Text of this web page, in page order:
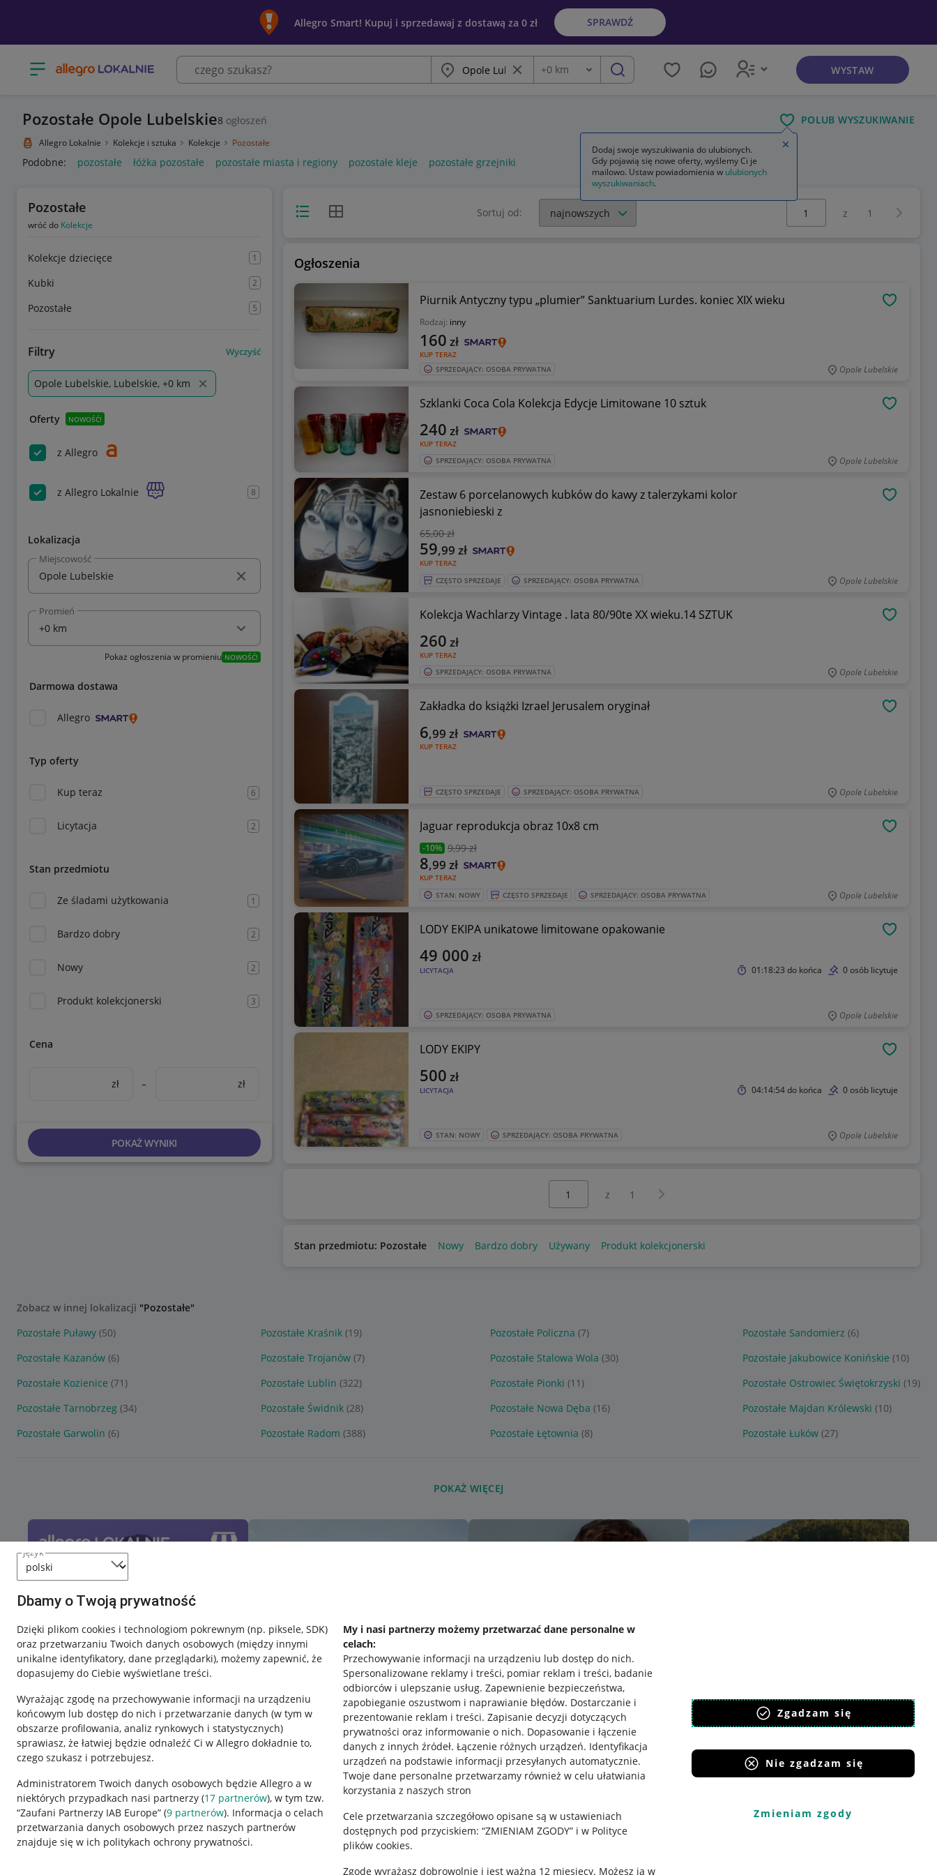
język
Dbamy o Twoją prywatność
Dzięki plikom cookies i technologiom pokrewnym (np. piksele, SDK)
oraz przetwarzaniu Twoich danych osobowych (między innymi
unikalne identyfikatory, dane przeglądarki), możemy zapewnić, że
dopasujemy do Ciebie wyświetlane treści.
Wyrażając zgodę na przechowywanie informacji na urządzeniu
końcowym lub dostęp do nich i przetwarzanie danych (w tym w
obszarze profilowania, analiz rynkowych i statystycznych)
sprawiasz, że łatwiej będzie odnaleźć Ci w Allegro dokładnie to,
czego szukasz i potrzebujesz.
Administratorem Twoich danych osobowych będzie Allegro a w
niektórych przypadkach nasi partnerzy (17 partnerów), w tym tzw.
“Zaufani Partnerzy IAB Europe” (9 partnerów). Informacja o celach
przetwarzania danych osobowych przez naszych partnerów
znajduje się w ich politykach ochrony prywatności.
My i nasi partnerzy możemy przetwarzać dane personalne w
celach:
Przechowywanie informacji na urządzeniu lub dostęp do nich.
Spersonalizowane reklamy i treści, pomiar reklam i treści, badanie
odbiorców i ulepszanie usług. Zapewnienie bezpieczeństwa,
zapobieganie oszustwom i naprawianie błędów. Dostarczanie i
prezentowanie reklam i treści. Zapisanie decyzji dotyczących
prywatności oraz informowanie o nich. Dopasowanie i łączenie
danych z innych źródeł. Łączenie różnych urządzeń. Identyfikacja
urządzeń na podstawie informacji przesyłanych automatycznie.
Twoje dane personalne przetwarzamy również w celu ułatwiania
korzystania z naszych stron
Cele przetwarzania szczegółowo opisane są w ustawieniach
dostępnych pod przyciskiem: “ZMIENIAM ZGODY” i w Polityce
plików cookies.
Zgodę wyrażasz dobrowolnie i jest ważna 12 miesięcy. Możesz ją w
Zgadzam się
Nie zgadzam się
Zmieniam zgody
Allegro Smart! Kupuj i sprzedawaj z dostawą za 0 zł SPRAWDŹ
Otwórz menu z kategoriami Miasto Wyczyść frazę
Odległość
+0 km szukaj WYSTAW
Pozostałe Opole Lubelskie8 ogłoszeń POLUB WYSZUKIWANIE
Allegro Lokalnie Kolekcje i sztuka Kolekcje Pozostałe
Podobne: pozostałe łóżka pozostałe pozostałe miasta i regiony pozostałe kleje pozostałe grzejniki
Pozostałe
wróć do Kolekcje
Kolekcje dziecięce 1
Kubki 2
Pozostałe 5
Filtry Wyczyść
Opole Lubelskie, Lubelskie, +0 km
Oferty NOWOŚĆ!
z Allegro
z Allegro Lokalnie 8
Lokalizacja
Miejscowość
Promień
Pokaż ogłoszenia w promieniu NOWOŚĆ!
Darmowa dostawa
Allegro
Typ oferty
Kup teraz 6
Licytacja 2
Stan przedmiotu
Ze śladami użytkowania 1
Bardzo dobry 2
Nowy 2
Produkt kolekcjonerski 3
Cena
zł – zł
POKAŻ WYNIKI
Widok listyWidok siatki Sortuj od:
Wybierz stronę:
z 1
Ogłoszenia
Piurnik Antyczny typu „plumier” Sanktuarium Lurdes. koniec XIX wieku
Rodzaj: inny
KUP TERAZ
160 zł
SPRZEDAJĄCY: OSOBA PRYWATNA Opole Lubelskie
Szklanki Coca Cola Kolekcja Edycje Limitowane 10 sztuk
KUP TERAZ
240 zł
SPRZEDAJĄCY: OSOBA PRYWATNA Opole Lubelskie
Zestaw 6 porcelanowych kubków do kawy z talerzykami kolor
jasnoniebieski z
65,00 zł
KUP TERAZ
59,99 zł
CZĘSTO SPRZEDAJE SPRZEDAJĄCY: OSOBA PRYWATNA Opole Lubelskie
Kolekcja Wachlarzy Vintage . lata 80/90te XX wieku.14 SZTUK
KUP TERAZ
260 zł
SPRZEDAJĄCY: OSOBA PRYWATNA Opole Lubelskie
Zakładka do książki Izrael Jerusalem oryginał
KUP TERAZ
6,99 zł
CZĘSTO SPRZEDAJE SPRZEDAJĄCY: OSOBA PRYWATNA Opole Lubelskie
Jaguar reprodukcja obraz 10x8 cm
-10% 9,99 zł
KUP TERAZ
8,99 zł
STAN: NOWY CZĘSTO SPRZEDAJE SPRZEDAJĄCY: OSOBA PRYWATNA Opole Lubelskie
LODY EKIPA unikatowe limitowane opakowanie
LICYTACJA
49 000 zł
01:18:23 do końca 0 osób licytuje
SPRZEDAJĄCY: OSOBA PRYWATNA Opole Lubelskie
LODY EKIPY
LICYTACJA
500 zł
04:14:54do końca 0 osób licytuje
STAN: NOWY SPRZEDAJĄCY: OSOBA PRYWATNA Opole Lubelskie
z 1 Następna strona
Stan przedmiotu: Pozostałe Nowy Bardzo dobry Używany Produkt kolekcjonerski
Zobacz w innej lokalizacji "Pozostałe"
Pozostałe Puławy (50) Pozostałe Kraśnik (19) Pozostałe Policzna (7) Pozostałe Sandomierz (6)
Pozostałe Kazanów (6) Pozostałe Trojanów (7) Pozostałe Stalowa Wola (30) Pozostałe Jakubowice Konińskie (10)
Pozostałe Kozienice (71) Pozostałe Lublin (322) Pozostałe Pionki (11) Pozostałe Ostrowiec Świętokrzyski (19)
Pozostałe Tarnobrzeg (34) Pozostałe Świdnik (28) Pozostałe Nowa Dęba (16) Pozostałe Majdan Królewski (10)
Pozostałe Garwolin (6) Pozostałe Radom (388) Pozostałe Łętownia (8) Pozostałe Łuków (27)
POKAŻ WIĘCEJ
Przydatne informacje
Jak to działa
Napisz do nas
Allegro Gadane dla sprzedających
Regulamin
Polityka plików "cookies"
Ustawienia plików "cookies"
Pobierz aplikację
Dodaj swoje wyszukiwania do ulubionych.
Gdy pojawią się nowe oferty, wyślemy Ci je
mailowo. Ustaw powiadomienia w ulubionych
wyszukiwaniach.
Zamknij wskazówkę